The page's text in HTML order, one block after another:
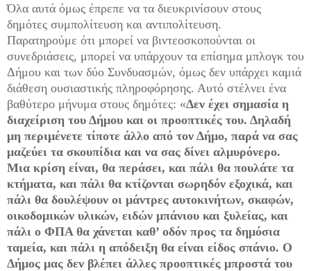
Όλα αυτά όμως έπρεπε να τα διευκρινίσουν στους
δημότες συμπολίτευση και αντιπολίτευση.
Παρατηρούμε ότι μπορεί να βιντεοσκοπούνται οι
συνεδριάσεις, μπορεί να υπάρχουν τα επίσημα μπλογκ του
Δήμου και των δύο Συνδυασμών, όμως δεν υπάρχει καμιά
διάθεση ουσιαστικής πληροφόρησης. Αυτό στέλνει ένα
βαθύτερο μήνυμα στους δημότες: «Δεν έχει σημασία η
διαχείριση του Δήμου και οι προοπτικές του. Δηλαδή
μη περιμένετε τίποτε άλλο από τον Δήμο, παρά να σας
μαζεύει τα σκουπίδια και να σας δίνει αλμυρόνερο.
Μια κρίση είναι, θα περάσει, και πάλι θα πουλάτε τα
κτήματα, και πάλι θα κτίζονται σωρηδόν εξοχικά, και
πάλι θα δουλέψουν οι μάντρες αυτοκινήτων, σκαφών,
οικοδομικών υλικών, ειδών μπάνιου και ξυλείας, και
πάλι ο ΦΠΑ θα χάνεται καθ’ οδόν προς τα δημόσια
ταμεία, και πάλι η απόδειξη θα είναι είδος σπάνιο. Ο
Δήμος μας δεν βλέπει άλλες προοπτικές μπροστά του